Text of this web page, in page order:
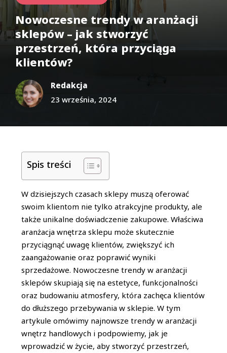
Nowoczesne trendy w aranżacji
sklepów – jak stworzyć
przestrzeń, która przyciąga
klientów?
Redakcja
23 września, 2024
Spis treści
W dzisiejszych czasach sklepy muszą oferować
swoim klientom nie tylko atrakcyjne produkty, ale
także unikalne doświadczenie zakupowe. Właściwa
aranżacja wnętrza sklepu może skutecznie
przyciągnąć uwagę klientów, zwiększyć ich
zaangażowanie oraz poprawić wyniki
sprzedażowe. Nowoczesne trendy w aranżacji
sklepów skupiają się na estetyce, funkcjonalności
oraz budowaniu atmosfery, która zachęca klientów
do dłuższego przebywania w sklepie. W tym
artykule omówimy najnowsze trendy w aranżacji
wnętrz handlowych i podpowiemy, jak je
wprowadzić w życie, aby stworzyć przestrzeń,